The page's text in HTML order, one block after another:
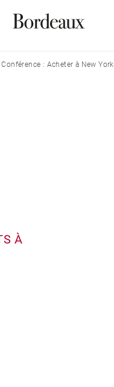
Conférence : Acheter à New York
À